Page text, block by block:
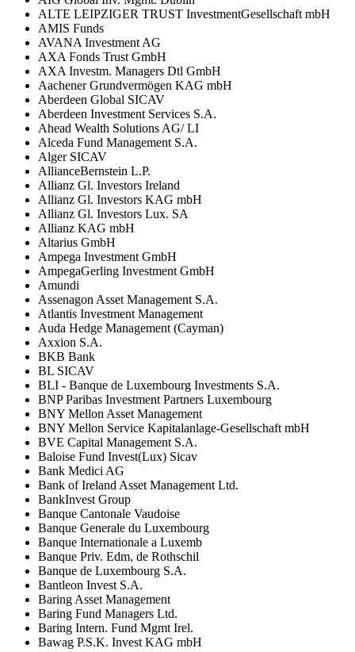
ALTE LEIPZIGER TRUST InvestmentGesellschaft mbH
AMIS Funds
AVANA Investment AG
AXA Fonds Trust GmbH
AXA Investm. Managers Dtl GmbH
Aachener Grundvermögen KAG mbH
Aberdeen Global SICAV
Aberdeen Investment Services S.A.
Ahead Wealth Solutions AG/ LI
Alceda Fund Management S.A.
Alger SICAV
AllianceBernstein L.P.
Allianz Gl. Investors Ireland
Allianz Gl. Investors KAG mbH
Allianz Gl. Investors Lux. SA
Allianz KAG mbH
Altarius GmbH
Ampega Investment GmbH
AmpegaGerling Investment GmbH
Amundi
Assenagon Asset Management S.A.
Atlantis Investment Management
Auda Hedge Management (Cayman)
Axxion S.A.
BKB Bank
BL SICAV
BLI - Banque de Luxembourg Investments S.A.
BNP Paribas Investment Partners Luxembourg
BNY Mellon Asset Management
BNY Mellon Service Kapitalanlage-Gesellschaft mbH
BVE Capital Management S.A.
Baloise Fund Invest(Lux) Sicav
Bank Medici AG
Bank of Ireland Asset Management Ltd.
BankInvest Group
Banque Cantonale Vaudoise
Banque Generale du Luxembourg
Banque Internationale a Luxemb
Banque Priv. Edm, de Rothschil
Banque de Luxembourg S.A.
Bantleon Invest S.A.
Baring Asset Management
Baring Fund Managers Ltd.
Baring Intern. Fund Mgmt Irel.
Bawag P.S.K. Invest KAG mbH